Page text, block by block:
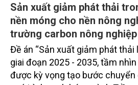
Sản xuất giảm phát thải
nền móng cho nền nông
trường carbon nông nghiệp
Đề án “Sản xuất giảm phát
giai đoạn 2025 - 2035, tầm
được kỳ vọng tạo bước chuyển